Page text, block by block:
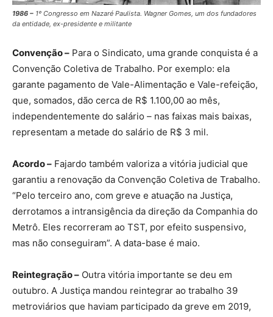
1986 – 1º Congresso em Nazaré Paulista. Wagner Gomes, um dos fundadores
da entidade, ex-presidente e militante
Convenção – Para o Sindicato, uma grande conquista é a
Convenção Coletiva de Trabalho. Por exemplo: ela
garante pagamento de Vale-Alimentação e Vale-refeição,
que, somados, dão cerca de R$ 1.100,00 ao mês,
independentemente do salário – nas faixas mais baixas,
representam a metade do salário de R$ 3 mil.
Acordo – Fajardo também valoriza a vitória judicial que
garantiu a renovação da Convenção Coletiva de Trabalho.
“Pelo terceiro ano, com greve e atuação na Justiça,
derrotamos a intransigência da direção da Companhia do
Metrô. Eles recorreram ao TST, por efeito suspensivo,
mas não conseguiram”. A data-base é maio.
Reintegração – Outra vitória importante se deu em
outubro. A Justiça mandou reintegrar ao trabalho 39
metroviários que haviam participado da greve em 2019,